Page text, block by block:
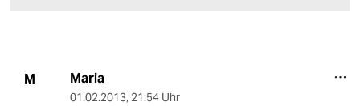
M Maria
01.02.2013, 21:54 Uhr